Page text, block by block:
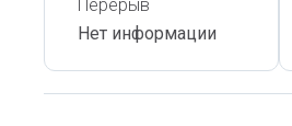
Перерыв
Нет информации